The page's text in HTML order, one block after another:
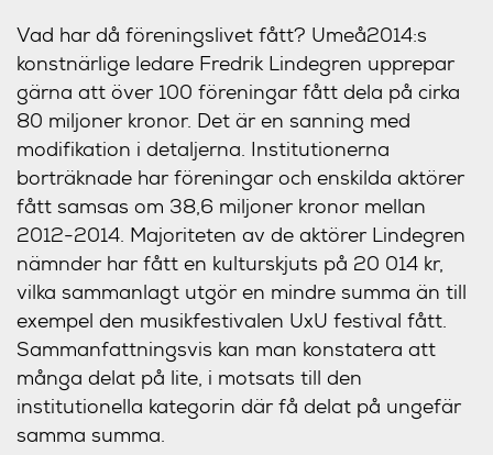
Vad har då föreningslivet fått? Umeå2014:s
konstnärlige ledare Fredrik Lindegren upprepar
gärna att över 100 föreningar fått dela på cirka
80 miljoner kronor. Det är en sanning med
modifikation i detaljerna. Institutionerna
borträknade har föreningar och enskilda aktörer
fått samsas om 38,6 miljoner kronor mellan
2012-2014. Majoriteten av de aktörer Lindegren
nämnder har fått en kulturskjuts på 20 014 kr,
vilka sammanlagt utgör en mindre summa än till
exempel den musikfestivalen UxU festival fått.
Sammanfattningsvis kan man konstatera att
många delat på lite, i motsats till den
institutionella kategorin där få delat på ungefär
samma summa.